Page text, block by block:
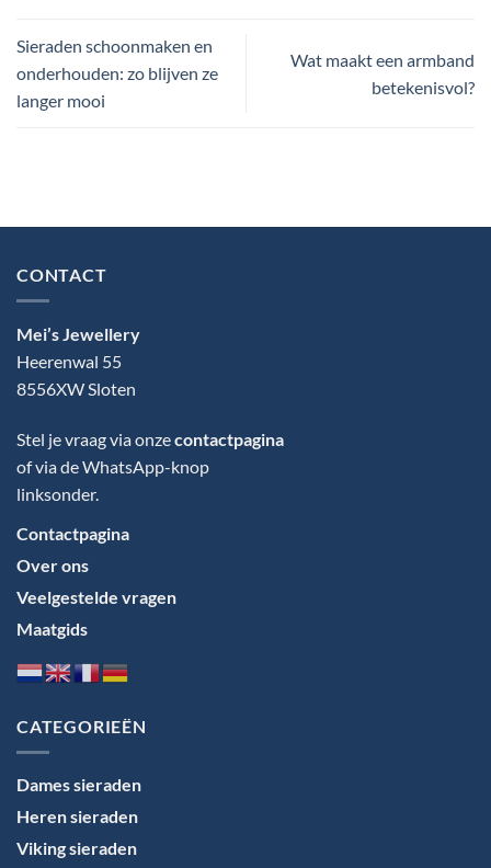
Sieraden schoonmaken en
onderhouden: zo blijven ze
langer mooi
Wat maakt een armband
betekenisvol?
CONTACT
Mei’s Jewellery
Heerenwal 55
8556XW Sloten
Stel je vraag via onzecontactpagina
of via de WhatsApp-knop
linksonder.
Contactpagina
Over ons
Veelgestelde vragen
Maatgids
Taal
CATEGORIEËN
Dames sieraden
Heren sieraden
Viking sieraden